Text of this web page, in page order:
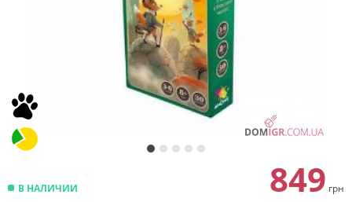
В НАЛИЧИИ 849 грн